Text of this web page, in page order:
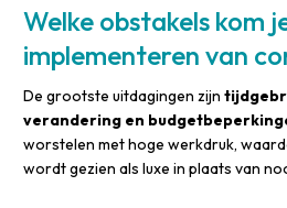
Welke obstakels kom
implementeren van
De grootste uitdagingen zijn
verandering en
worstelen met hoge werkdruk,
wordt gezien als luxe in plaats van